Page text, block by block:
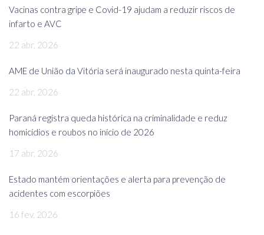
Vacinas contra gripe e Covid-19 ajudam a reduzir riscos de
infarto e AVC
22 abr, 2026
AME de União da Vitória será inaugurado nesta quinta-feira
22 abr, 2026
Paraná registra queda histórica na criminalidade e reduz
homicídios e roubos no início de 2026
17 abr, 2026
Estado mantém orientações e alerta para prevenção de
acidentes com escorpiões
16 fev, 2026